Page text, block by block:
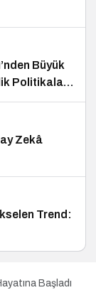
Büyük
Politikaları
Zekâ
Trend:
Başladı